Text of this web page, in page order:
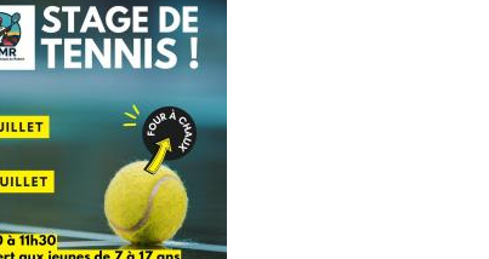
EMPLOI
Offres d'emploi
SOCIAL-SOLIDARITÉ
Le Centre Communal d'Action Social
Les aides sociales
Logement
Antenne Municipale de Développement et de
locale
et le lycée
local des jeunes
scolaire
maternelles et primaire
de loisirs - ALSH